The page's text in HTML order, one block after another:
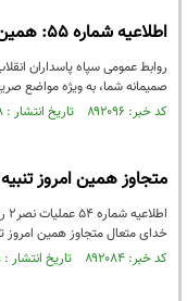
اطلاعیه شماره ۵۵: همین امروز متجاوز را تنبیه می کنیم
روابط عمومی سپاه پاسداران
صمیمانه شما، به ویژه مواضع
کد خبر: ۸۹۲۰۹۶ تاریخ انتشار : ۱۴۰۵/۰۵/۰۸
متجاوز همین امروز
خدای متعال متجاوز همین امروز
کد خبر: ۸۹۲۰۸۴ تاریخ انتشار : ۱۴۰۵/۰۵/۰۸